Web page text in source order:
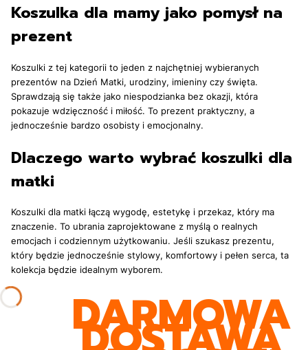
Koszulka dla mamy jako pomysł na
prezent
Koszulki z tej kategorii to jeden z najchętniej wybieranych
prezentów na Dzień Matki, urodziny, imieniny czy święta.
Sprawdzają się także jako niespodzianka bez okazji, która
pokazuje wdzięczność i miłość. To prezent praktyczny, a
jednocześnie bardzo osobisty i emocjonalny.
Dlaczego warto wybrać koszulki dla
matki
Koszulki dla matki łączą wygodę, estetykę i przekaz, który ma
znaczenie. To ubrania zaprojektowane z myślą o realnych
emocjach i codziennym użytkowaniu. Jeśli szukasz prezentu,
który będzie jednocześnie stylowy, komfortowy i pełen serca, ta
kolekcja będzie idealnym wyborem.
DARMOWA